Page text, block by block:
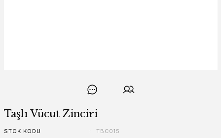
Taşlı Vücut Zinciri
STOK KODU
TBC015